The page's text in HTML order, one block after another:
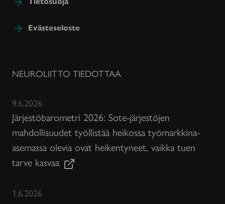
Evästeseloste
NEUROLIITTO TIEDOTTAA
9.6.2026
Järjestöbarometri 2026: Sote-järjestöjen
mahdollisuudet työllistää heikossa työmarkkina-
asemassa olevia ovat heikentyneet, vaikka tuen
tarve kasvaa
1.6.2026